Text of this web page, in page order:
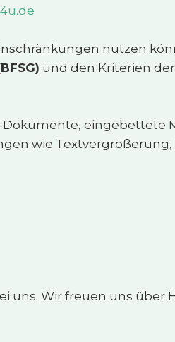
nutzen
und den Kriterien der
eingebettete
wie
Wir freuen uns